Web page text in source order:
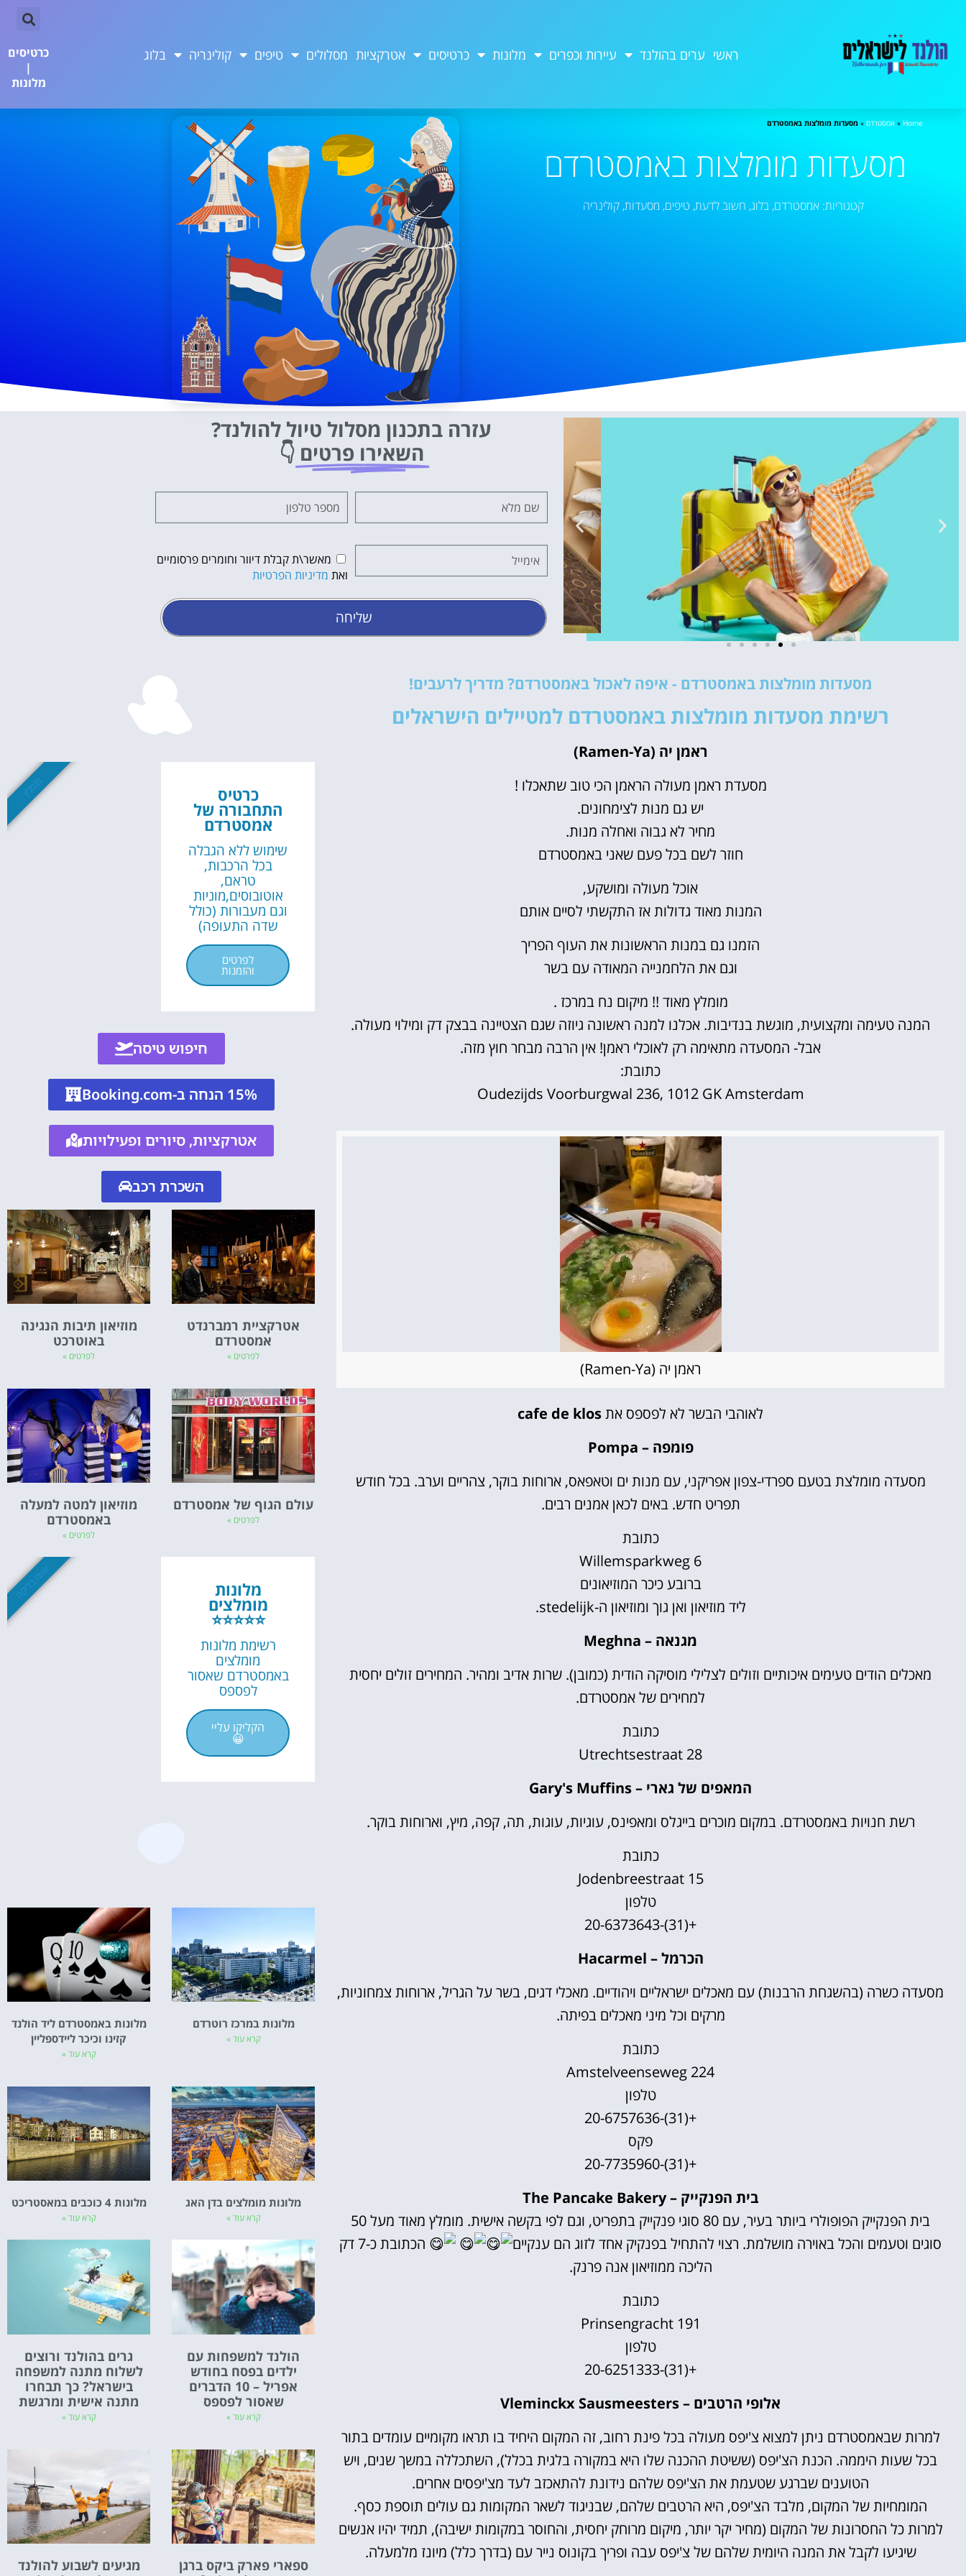
ראשי ערים בהולנד עיירות וכפרים מלונות כרטיסים אטרקציות מסלולים טיפים קולינריה בלוג
כרטיסים
|
מלונות
Home
» אמסטרדם » מסעדות מומלצות באמסטרדם
מסעדות מומלצות באמסטרדם
קטגוריות: אמסטרדם, בלוג, חשוב לדעת, טיפים, מסעדות, קולינריה
מלונות
מציאת מלון
אטרקציות
וסיורים
לחצו פה!
עזרה בתכנון מסלול טיול להולנד?
השאירו פרטים 👇
מאשר\ת קבלת דיוור וחומרים פרסומיים
ואת מדיניות הפרטיות
שליחה
מסעדות מומלצות באמסטרדם - איפה לאכול באמסטרדם? מדריך לרעבים!
רשימת מסעדות מומלצות באמסטרדם למטיילים הישראלים
ראמן יה (Ramen-Ya)
מסעדת ראמן מעולה הראמן הכי טוב שתאכלו !
יש גם מנות לצימחונים.
מחיר לא גבוה ואחלה מנות.
חוזר לשם בכל פעם שאני באמסטרדם
אוכל מעולה ומושקע,
המנות מאוד גדולות אז התקשתי לסיים אותם
הזמנו גם במנות הראשונות את העוף הפריך
וגם את הלחמנייה המאודה עם בשר
מומלץ מאוד !! מיקום נח במרכז .
המנה טעימה ומקצועית, מוגשת בנדיבות. אכלנו למנה ראשונה גיוזה שגם הצטיינה בבצק דק ומילוי מעולה.
אבל- המסעדה מתאימה רק לאוכלי ראמן! אין הרבה מבחר חוץ מזה.
כתובת:
Oudezijds Voorburgwal 236, 1012 GK Amsterdam
ראמן יה (Ramen-Ya)
לאוהבי הבשר לא לפספס אתcafe de klos
פומפה – Pompa
מסעדה מומלצת בטעם ספרדי-צפון אפריקני, עם מנות ים וטאפאס, ארוחות בוקר, צהריים וערב. בכל חודש
תפריט חדש. באים לכאן אמנים רבים.
כתובת
Willemsparkweg 6
ברובע כיכר המוזיאונים
ליד מוזיאון ואן גוך ומוזיאון ה-stedelijk.
מגנאה – Meghna
מאכלים הודים טעימים איכותיים וזולים לצלילי מוסיקה הודית (כמובן). שרות אדיב ומהיר. המחירים זולים יחסית
למחירים של אמסטרדם.
כתובת
Utrechtsestraat 28
המאפים של גארי – Gary's Muffins
רשת חנויות באמסטרדם. במקום מוכרים בייגלס ומאפינס, עוגיות, עוגות, תה, קפה, מיץ, וארוחות בוקר.
כתובת
Jodenbreestraat 15
טלפון
+(31)-20-6373643
הכרמל – Hacarmel
מסעדה כשרה (בהשגחת הרבנות) עם מאכלים ישראליים ויהודיים. מאכלי דגים, בשר על הגריל, ארוחות צמחוניות,
מרקים וכל מיני מאכלים בפיתה.
כתובת
Amstelveenseweg 224
טלפון
+(31)-20-6757636
פקס
+(31)-20-7735960
בית הפנקייק – The Pancake Bakery
בית הפנקייק הפופולרי ביותר בעיר, עם 80 סוגי פנקייק בתפריט, וגם לפי בקשה אישית. מומלץ מאוד מעל 50
סוגים וטעמים והכל באוירה מושלמת. רצוי להתחיל בפנקיק אחד לזוג הם ענקיים
הכתובת כ-7 דק
הליכה ממוזיאון אנה פרנק.
כתובת
Prinsengracht 191
טלפון
+(31)-20-6251333
אלופי הרטבים – Vleminckx Sausmeesters
למרות שבאמסטרדם ניתן למצוא צ'יפס מעולה בכל פינת רחוב, זה המקום היחיד בו תראו מקומיים עומדים בתור
בכל שעות היממה. הכנת הצ'יפס (ששיטת ההכנה שלו היא במקורה בלגית בכלל), השתכללה במשך שנים, ויש
הטוענים שברגע שטעמת את הצ'יפס שלהם נידונת להתאכזב לעד מצ'יפסים אחרים.
המומחיות של המקום, מלבד הצ'יפס, היא הרטבים שלהם, שבניגוד לשאר המקומות גם עולים תוספת כסף.
למרות כל החסרונות של המקום (מחיר יקר יותר, מיקום מרוחק יחסית, והחוסר במקומות ישיבה), תמיד יהיו אנשים
שיגיעו לקבל את המנה היומית שלהם של צ'יפס עבה ופריך בקונוס נייר עם (בדרך כלל) מיונז מלמעלה.
כרטיס
התחבורה של
אמסטרדם
שימוש ללא הגבלה
בכל הרכבות,
טראם,
אוטובוסים,מוניות
וגם מעבורות (כולל
שדה התעופה)
לפרטים
והזמנות
מומלץ
חיפוש טיסה
15% הנחה ב-Booking.com
אטרקציות, סיורים ופעילויות
השכרת רכב
אטרקציית רמברנדט
אמסטרדם
לפרטים »
מוזיאון תיבות הנגינה
באוטרכט
לפרטים »
עולם הגוף של אמסטרדם
לפרטים »
מוזיאון למטה למעלה
באמסטרדם
לפרטים »
מלונות
מומלצים
⭐⭐⭐⭐⭐
רשימת מלונות
מומלצים
באמסטרדם שאסור
לפספס
הקליקו עליי
😀
שווה בדיקה
מלונות במרכז רוטרדם
קרא עוד »
מלונות באמסטרדם ליד הולנד
קזינו וכיכר ליידספליין
קרא עוד »
מלונות מומלצים בדן האג
קרא עוד »
מלונות 4 כוכבים במאסטריכט
קרא עוד »
הולנד למשפחות עם
ילדים בפסח בחודש
אפריל – 10 הדברים
שאסור לפספס
קרא עוד »
גרים בהולנד ורוצים
לשלוח מתנה למשפחה
בישראל? כך תבחרו
מתנה אישית ומרגשת
קרא עוד »
ספארי פארק ביקס ברגן
מגיעים לשבוע להולנד